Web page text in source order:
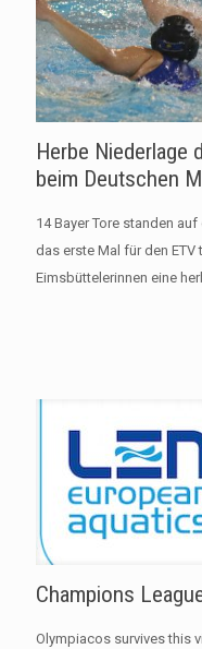
Herbe Niederlage
beim Deutschen
14 Bayer Tore standen
das erste Mal für den
Eimsbüttelerinnen eine
Champions
Olympiacos survives this